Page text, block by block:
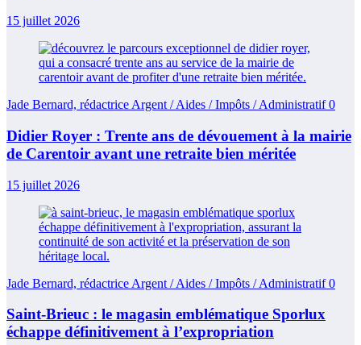
15 juillet 2026
Jade Bernard, rédactrice Argent / Aides / Impôts / Administratif0
Didier Royer : Trente ans de dévouement à la mairie
de Carentoir avant une retraite bien méritée
15 juillet 2026
Jade Bernard, rédactrice Argent / Aides / Impôts / Administratif0
Saint-Brieuc : le magasin emblématique Sporlux
échappe définitivement à l’expropriation